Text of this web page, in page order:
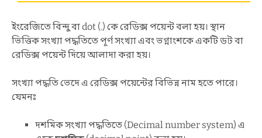
ইংরেজিতে বিন্দু বা dot (.) কে রেডিক্স পয়েন্ট বলা হয়। স্থান
ভিত্তিক সংখ্যা পদ্ধতিতে পূর্ণ সংখ্যা এবং ভগ্নাংশকে একটি ডট বা
রেডিক্স পয়েন্ট দিয়ে আলাদা করা হয়।
সংখ্যা পদ্ধতি ভেদে এ রেডিক্স পয়েন্টের বিভিন্ন নাম হতে পারে।
যেমনঃ
দশমিক সংখ্যা পদ্ধতিতে (Decimal number system) এ